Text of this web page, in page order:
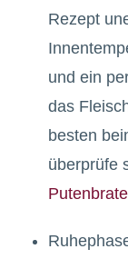
Rezept
und ein
das
besten
überprüfe